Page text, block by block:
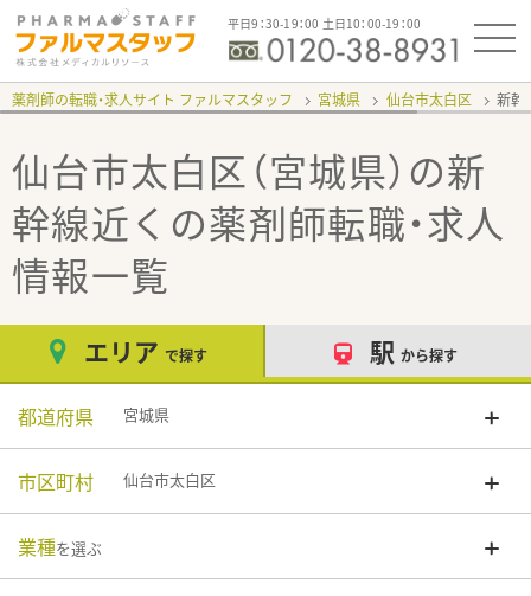
平日9：30-19：00 土日10：00-19：00
薬剤師の転職・求人サイト ファルマスタッフ 宮城県 仙台市太白区 新幹
仙台市太白区（宮城県）の新
幹線近く の薬剤師転職・求人
情報一覧
エリア で探す 駅 から探す
都道府県 宮城県
市区町村 仙台市太白区
業種を選ぶ